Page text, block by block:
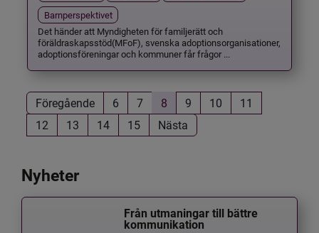
Barnperspektivet
Det händer att Myndigheten för familjerätt och
föräldraskapsstöd(MFoF), svenska adoptionsorganisationer,
adoptionsföreningar och kommuner får frågor ...
Föregående 6 7 8 9 10
11
12
13 14 15 Nästa
Nyheter
Från utmaningar till bättre
kommunikation